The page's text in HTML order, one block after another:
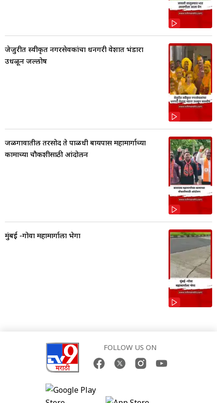
जेजुरीत स्वीकृत नगरसेवकांचा धनगरी वेशात भंडारा
उधळून जल्लोष
जळगावातील तरसोद ते पाळधी बायपास महामार्गाच्या
कामाच्या चौकशीसाठी आंदोलन
मुंबई -गोवा महामार्गाला भेगा
FOLLOW US ON